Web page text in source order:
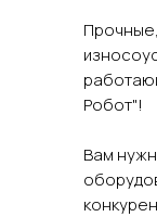
Робот"!
Вам